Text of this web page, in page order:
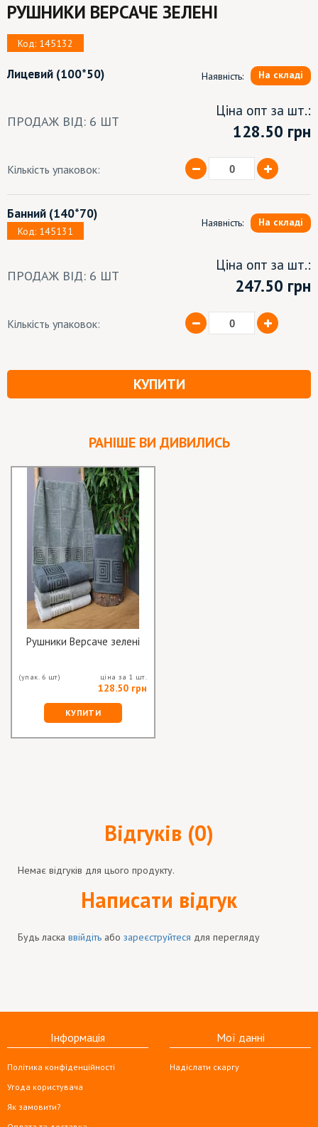
РУШНИКИ ВЕРСАЧЕ ЗЕЛЕНІ
Код: 145132
Лицевий (100*50) Наявність: На складі
ПРОДАЖ ВІД: 6 ШТ
Ціна опт за шт.:
128.50 грн
Кількість упаковок:
Банний (140*70)
Код: 145131
Наявність: На складі
ПРОДАЖ ВІД: 6 ШТ
Ціна опт за шт.:
247.50 грн
Кількість упаковок:
КУПИТИ
РАНІШЕ ВИ ДИВИЛИСЬ
Рушники Версаче зелені
(упак. 6 шт) ціна за 1 шт.
128.50 грн
КУПИТИ
Відгуків (0)
Немає відгуків для цього продукту.
Написати відгук
Будь ласка ввійдіть або зареєструйтеся для перегляду
Інформація
Політика конфіденційності
Угода користувача
Як замовити?
Мої данні
Надіслати скаргу